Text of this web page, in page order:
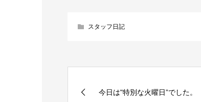
スタッフ日記
今日は"特別な火曜日”でした。